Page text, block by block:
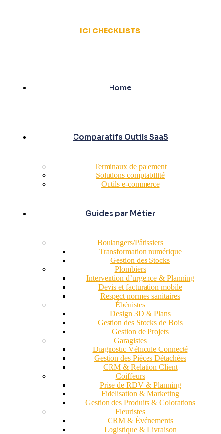
ICI CHECKLISTS
Home
Comparatifs Outils SaaS
Terminaux de paiement
Solutions comptabilité
Outils e-commerce
Guides par Métier
Boulangers/Pâtissiers
Transformation numérique
Gestion des Stocks
Plombiers
Intervention d’urgence & Planning
Devis et facturation mobile
Respect normes sanitaires
Ébénistes
Design 3D & Plans
Gestion des Stocks de Bois
Gestion de Projets
Garagistes
Diagnostic Véhicule Connecté
Gestion des Pièces Détachées
CRM & Relation Client
Coiffeurs
Prise de RDV & Planning
Fidélisation & Marketing
Gestion des Produits & Colorations
Fleuristes
CRM & Événements
Logistique & Livraison